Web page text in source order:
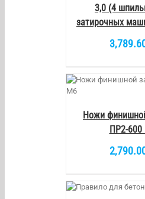
3,0 (4
затирочных
Ножи
ПР2-